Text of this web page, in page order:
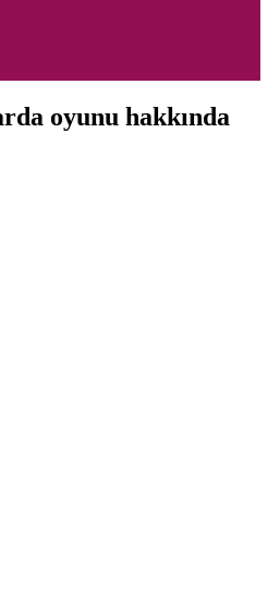
oyunu hakkında